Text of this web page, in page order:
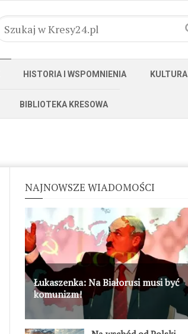
HISTORIA I WSPOMNIENIA KULTURA
BIBLIOTEKA KRESOWA
NAJNOWSZE WIADOMOŚCI
Łukaszenka: Na Białorusi musi być
komunizm!